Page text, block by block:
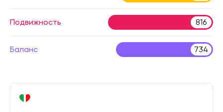
Подвижность 816
Баланс 734